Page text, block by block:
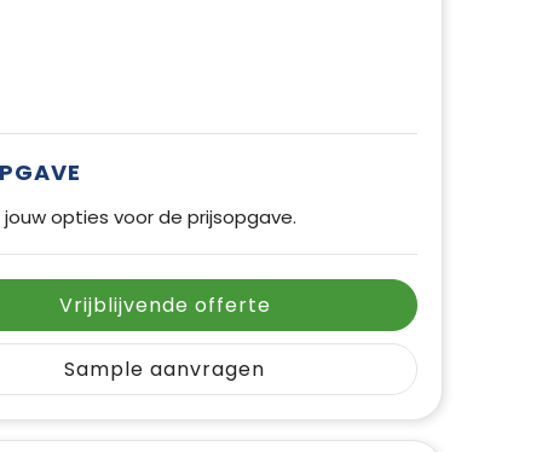
opties voor de prijsopgave.
Vrijblijvende offerte
Sample aanvragen